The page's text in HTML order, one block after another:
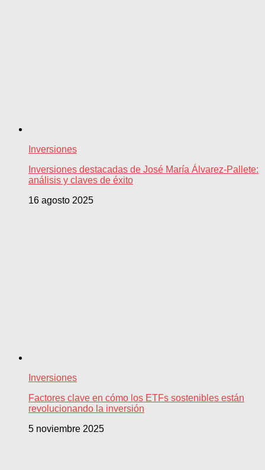
Inversiones
Inversiones destacadas de José María Álvarez-Pallete:
análisis y claves de éxito
16 agosto 2025
Inversiones
Factores clave en cómo los ETFs sostenibles están
revolucionando la inversión
5 noviembre 2025